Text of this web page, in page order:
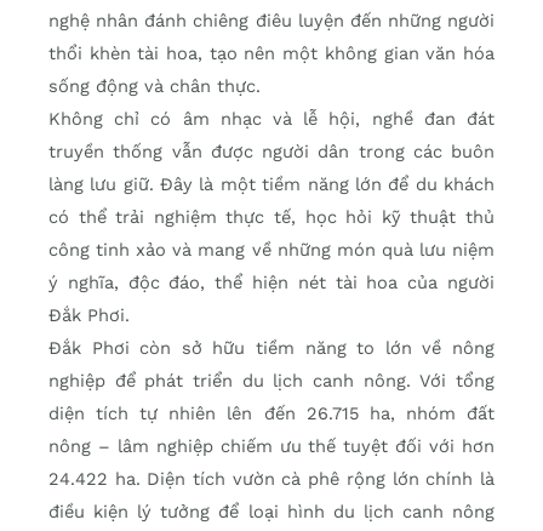
nghệ nhân đánh chiêng điêu luyện đến những người
thổi khèn tài hoa, tạo nên một không gian văn hóa
sống động và chân thực.
Không chỉ có âm nhạc và lễ hội, nghề đan đát
truyền thống vẫn được người dân trong các buôn
làng lưu giữ. Đây là một tiềm năng lớn để du khách
có thể trải nghiệm thực tế, học hỏi kỹ thuật thủ
công tinh xảo và mang về những món quà lưu niệm
ý nghĩa, độc đáo, thể hiện nét tài hoa của người
Đắk Phơi.
Đắk Phơi còn sở hữu tiềm năng to lớn về nông
nghiệp để phát triển du lịch canh nông. Với tổng
diện tích tự nhiên lên đến 26.715 ha, nhóm đất
nông – lâm nghiệp chiếm ưu thế tuyệt đối với hơn
24.422 ha. Diện tích vườn cà phê rộng lớn chính là
điều kiện lý tưởng để loại hình du lịch canh nông